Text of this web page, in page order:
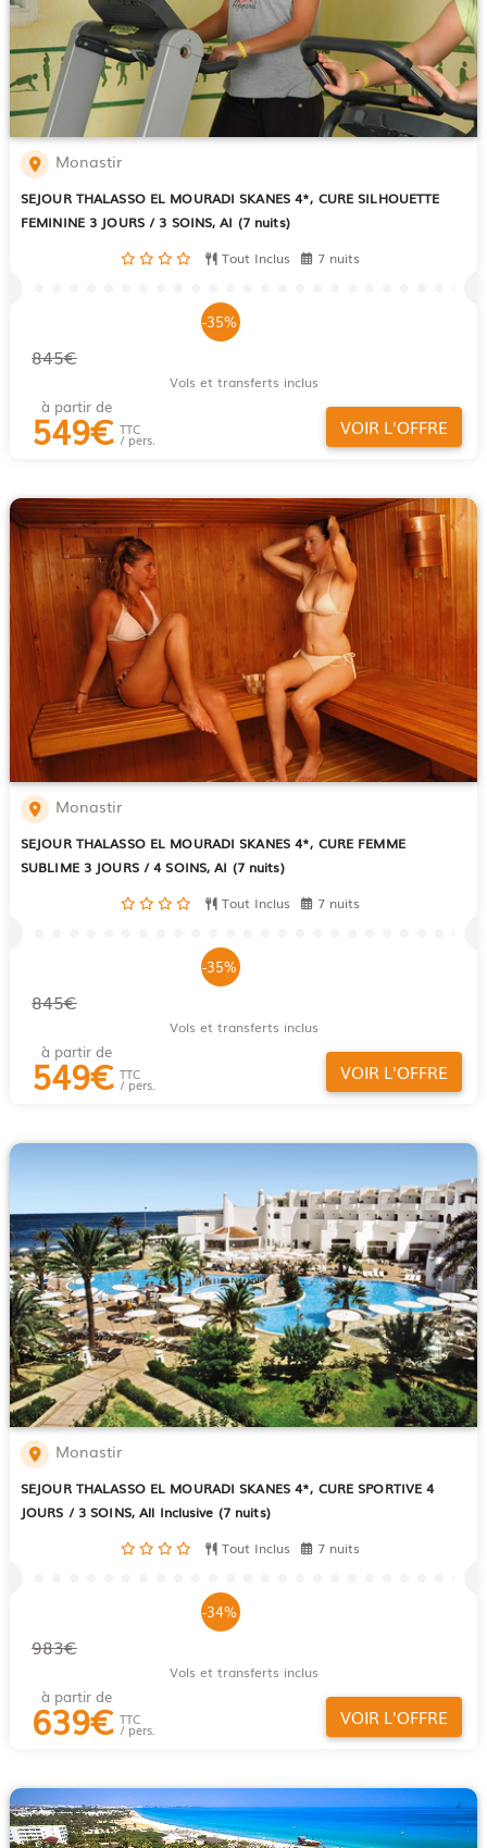
Monastir
SEJOUR THALASSO EL MOURADI SKANES 4*, CURE SILHOUETTE
FEMININE 3 JOURS / 3 SOINS, AI (7 nuits)
Tout Inclus
7 nuits
-35%
845€
Vols et transferts inclus
à partir de
549€ TTC
/ pers.
VOIR L'OFFRE
Monastir
SEJOUR THALASSO EL MOURADI SKANES 4*, CURE FEMME
SUBLIME 3 JOURS / 4 SOINS, AI (7 nuits)
Tout Inclus
7 nuits
-35%
845€
Vols et transferts inclus
à partir de
549€ TTC
/ pers.
VOIR L'OFFRE
Monastir
SEJOUR THALASSO EL MOURADI SKANES 4*, CURE SPORTIVE 4
JOURS / 3 SOINS, All Inclusive (7 nuits)
Tout Inclus
7 nuits
-34%
983€
Vols et transferts inclus
à partir de
639€ TTC
/ pers.
VOIR L'OFFRE